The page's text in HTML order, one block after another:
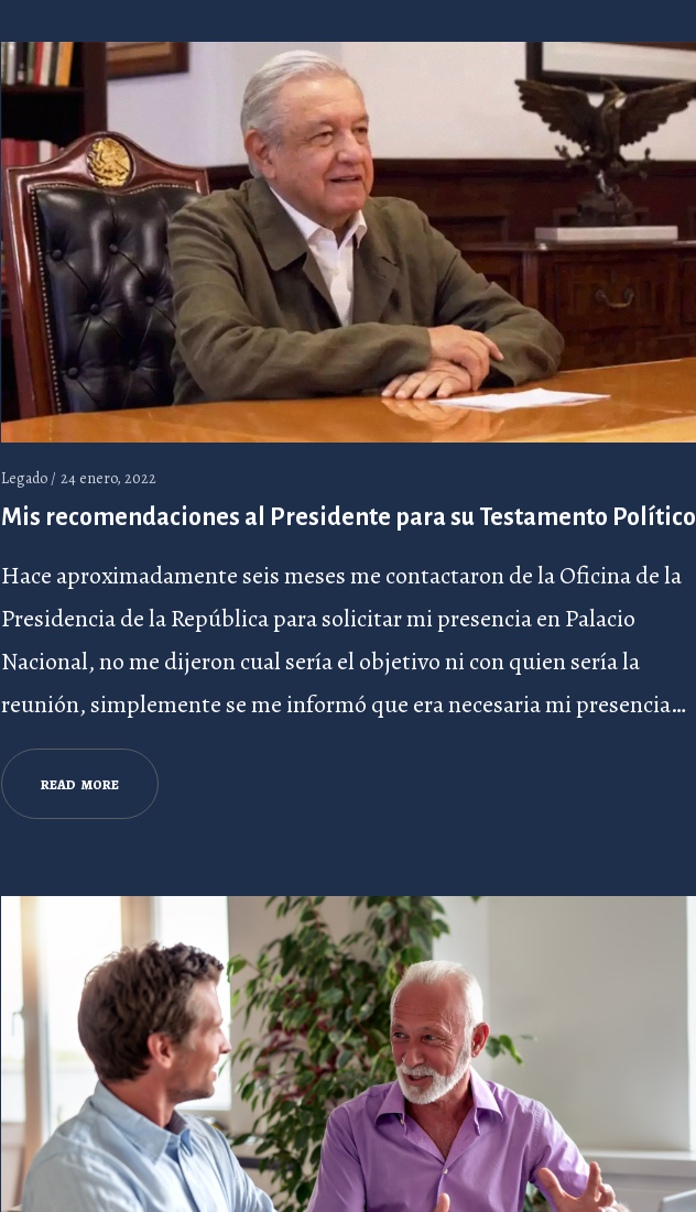
Legado / 24 enero, 2022
Mis recomendaciones al Presidente para su Testamento Político
Hace aproximadamente seis meses me contactaron de la Oficina de la
Presidencia de la República para solicitar mi presencia en Palacio
Nacional, no me dijeron cual sería el objetivo ni con quien sería la
reunión, simplemente se me informó que era necesaria mi presencia…
READ MORE